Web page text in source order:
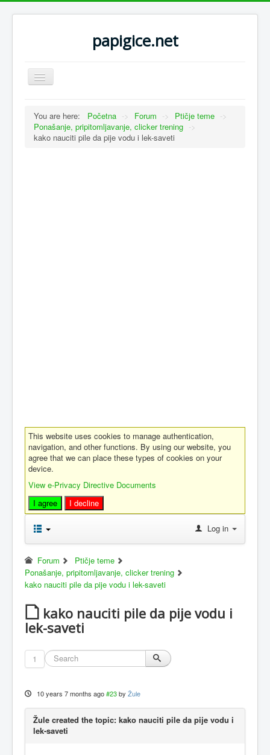
papigice.net
Toggle
Navigation
You are here: Početna -> Forum -> Ptičje teme ->
Ponašanje, pripitomljavanje, clicker trening ->
kako nauciti pile da pije vodu i lek-saveti
This website uses cookies to manage authentication,
navigation, and other functions. By using our website, you
agree that we can place these types of cookies on your
device.
View e-Privacy Directive Documents
I agree
I decline
Log in
Forum
Ptičje teme
Ponašanje, pripitomljavanje, clicker trening
kako nauciti pile da pije vodu i lek-saveti
kako nauciti pile da pije vodu i
lek-saveti
1
10 years 7 months ago #23 by Žule
Žule created the topic: kako nauciti pile da pije vodu i
lek-saveti